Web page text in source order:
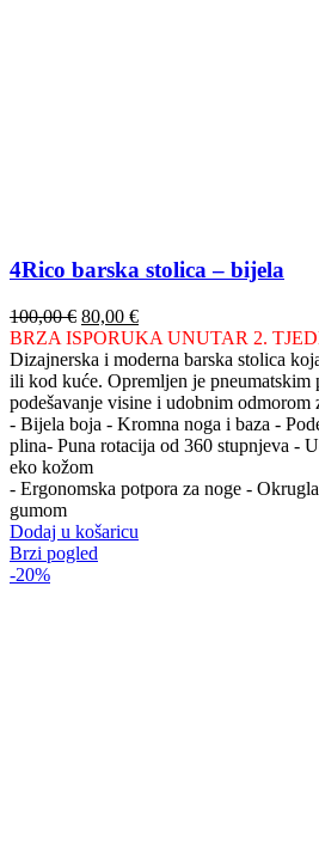
4Rico barska stolica – bijela
100,00€ Izvorna
cijena
bila
je:
100,00 €.
80,00 €Trenutna
cijena
je:
80,00 €.
BRZA ISPORUKA UNUTAR 2.
Dizajnerska i moderna barska stolica
ili kod kuće. Opremljen je pneumatskim
podešavanje visine i udobnim odmorom
- Bijela boja - Kromna noga i baza -
plina- Puna rotacija od 360 stupnjeva -
eko kožom
- Ergonomska potpora za noge -
gumom
Dodaj u košaricu
Brzi pogled
-20%